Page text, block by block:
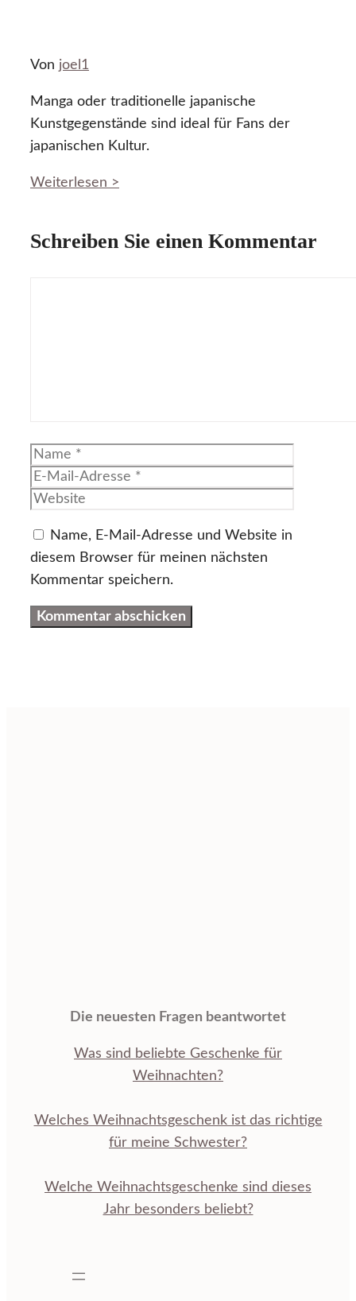
Von joel1
Manga oder traditionelle japanische
Kunstgegenstände sind ideal für Fans der
japanischen Kultur.
Weiterlesen >
Schreiben Sie einen Kommentar
Name
Name, E-Mail-Adresse und Website in
diesem Browser für meinen nächsten
Kommentar speichern.
Die neuesten Fragen beantwortet
Was sind beliebte Geschenke für
Weihnachten?
Welches Weihnachtsgeschenk ist das richtige
für meine Schwester?
Welche Weihnachtsgeschenke sind dieses
Jahr besonders beliebt?